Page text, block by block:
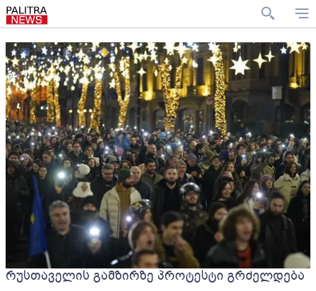
რუსთაველის გამზირზე პროტესტი გრძელდება